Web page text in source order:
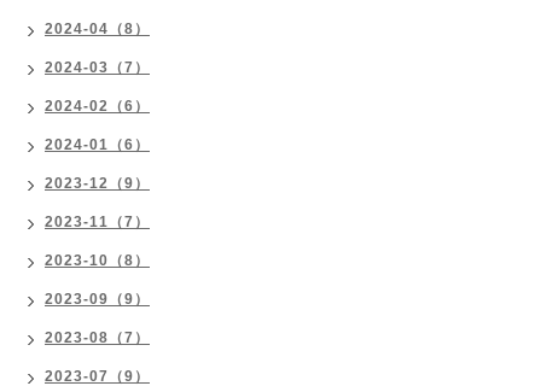
2024-04（8）
2024-03（7）
2024-02（6）
2024-01（6）
2023-12（9）
2023-11（7）
2023-10（8）
2023-09（9）
2023-08（7）
2023-07（9）